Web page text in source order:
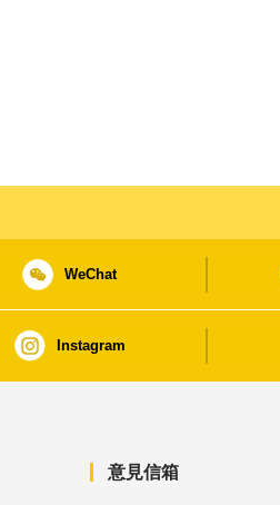
WeChat
Instagram
意見信箱